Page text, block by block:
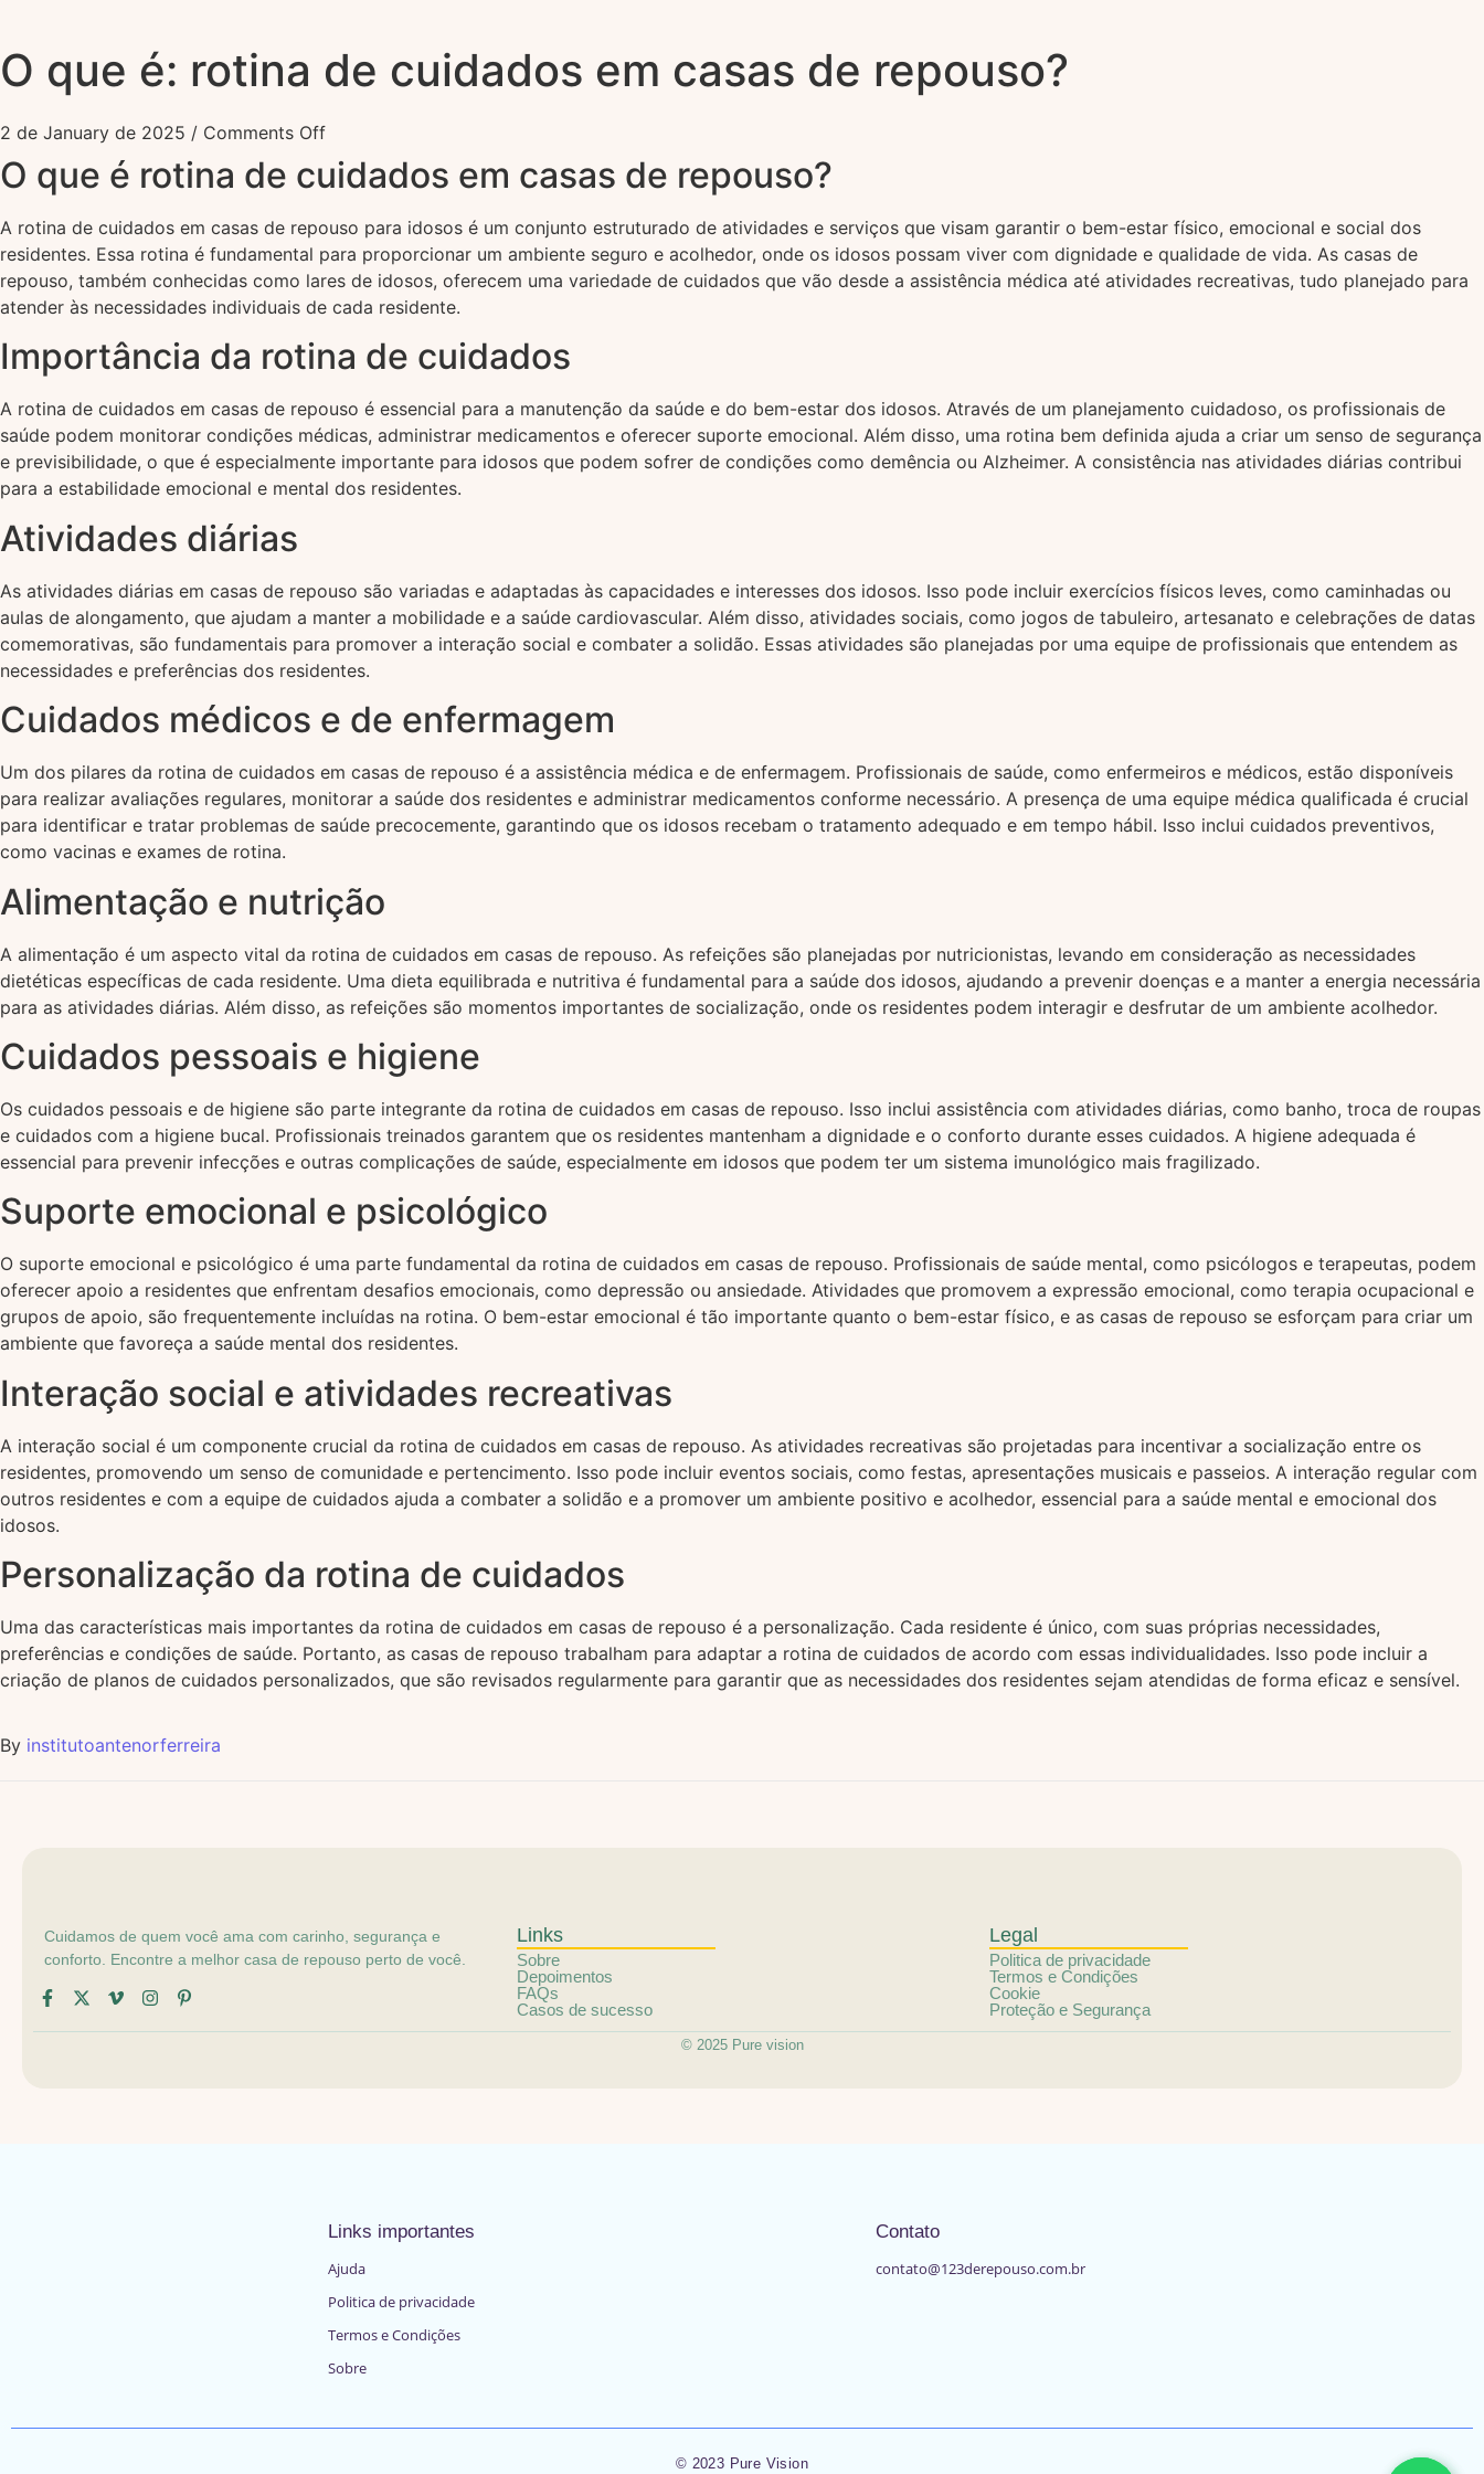
O que é: rotina de cuidados em casas de repouso?
2 de January de 2025 / Comments Off
O que é rotina de cuidados em casas de repouso?
A rotina de cuidados em casas de repouso para idosos é um conjunto estruturado de atividades e serviços que visam garantir o bem-estar físico, emocional e social dos
residentes. Essa rotina é fundamental para proporcionar um ambiente seguro e acolhedor, onde os idosos possam viver com dignidade e qualidade de vida. As casas de
repouso, também conhecidas como lares de idosos, oferecem uma variedade de cuidados que vão desde a assistência médica até atividades recreativas, tudo planejado para
atender às necessidades individuais de cada residente.
Importância da rotina de cuidados
A rotina de cuidados em casas de repouso é essencial para a manutenção da saúde e do bem-estar dos idosos. Através de um planejamento cuidadoso, os profissionais de
saúde podem monitorar condições médicas, administrar medicamentos e oferecer suporte emocional. Além disso, uma rotina bem definida ajuda a criar um senso de segurança
e previsibilidade, o que é especialmente importante para idosos que podem sofrer de condições como demência ou Alzheimer. A consistência nas atividades diárias contribui
para a estabilidade emocional e mental dos residentes.
Atividades diárias
As atividades diárias em casas de repouso são variadas e adaptadas às capacidades e interesses dos idosos. Isso pode incluir exercícios físicos leves, como caminhadas ou
aulas de alongamento, que ajudam a manter a mobilidade e a saúde cardiovascular. Além disso, atividades sociais, como jogos de tabuleiro, artesanato e celebrações de datas
comemorativas, são fundamentais para promover a interação social e combater a solidão. Essas atividades são planejadas por uma equipe de profissionais que entendem as
necessidades e preferências dos residentes.
Cuidados médicos e de enfermagem
Um dos pilares da rotina de cuidados em casas de repouso é a assistência médica e de enfermagem. Profissionais de saúde, como enfermeiros e médicos, estão disponíveis
para realizar avaliações regulares, monitorar a saúde dos residentes e administrar medicamentos conforme necessário. A presença de uma equipe médica qualificada é crucial
para identificar e tratar problemas de saúde precocemente, garantindo que os idosos recebam o tratamento adequado e em tempo hábil. Isso inclui cuidados preventivos,
como vacinas e exames de rotina.
Alimentação e nutrição
A alimentação é um aspecto vital da rotina de cuidados em casas de repouso. As refeições são planejadas por nutricionistas, levando em consideração as necessidades
dietéticas específicas de cada residente. Uma dieta equilibrada e nutritiva é fundamental para a saúde dos idosos, ajudando a prevenir doenças e a manter a energia necessária
para as atividades diárias. Além disso, as refeições são momentos importantes de socialização, onde os residentes podem interagir e desfrutar de um ambiente acolhedor.
Cuidados pessoais e higiene
Os cuidados pessoais e de higiene são parte integrante da rotina de cuidados em casas de repouso. Isso inclui assistência com atividades diárias, como banho, troca de roupas
e cuidados com a higiene bucal. Profissionais treinados garantem que os residentes mantenham a dignidade e o conforto durante esses cuidados. A higiene adequada é
essencial para prevenir infecções e outras complicações de saúde, especialmente em idosos que podem ter um sistema imunológico mais fragilizado.
Suporte emocional e psicológico
O suporte emocional e psicológico é uma parte fundamental da rotina de cuidados em casas de repouso. Profissionais de saúde mental, como psicólogos e terapeutas, podem
oferecer apoio a residentes que enfrentam desafios emocionais, como depressão ou ansiedade. Atividades que promovem a expressão emocional, como terapia ocupacional e
grupos de apoio, são frequentemente incluídas na rotina. O bem-estar emocional é tão importante quanto o bem-estar físico, e as casas de repouso se esforçam para criar um
ambiente que favoreça a saúde mental dos residentes.
Interação social e atividades recreativas
A interação social é um componente crucial da rotina de cuidados em casas de repouso. As atividades recreativas são projetadas para incentivar a socialização entre os
residentes, promovendo um senso de comunidade e pertencimento. Isso pode incluir eventos sociais, como festas, apresentações musicais e passeios. A interação regular com
outros residentes e com a equipe de cuidados ajuda a combater a solidão e a promover um ambiente positivo e acolhedor, essencial para a saúde mental e emocional dos
idosos.
Personalização da rotina de cuidados
Uma das características mais importantes da rotina de cuidados em casas de repouso é a personalização. Cada residente é único, com suas próprias necessidades,
preferências e condições de saúde. Portanto, as casas de repouso trabalham para adaptar a rotina de cuidados de acordo com essas individualidades. Isso pode incluir a
criação de planos de cuidados personalizados, que são revisados regularmente para garantir que as necessidades dos residentes sejam atendidas de forma eficaz e sensível.
By institutoantenorferreira
Cuidamos de quem você ama com carinho, segurança e
conforto. Encontre a melhor casa de repouso perto de você.
Links
Sobre
Depoimentos
FAQs
Casos de sucesso
Legal
Politica de privacidade
Termos e Condições
Cookie
Proteção e Segurança
© 2025 Pure vision
Links importantes
Ajuda
Politica de privacidade
Termos e Condições
Sobre
Contato
contato@123derepouso.com.br
© 2023 Pure Vision